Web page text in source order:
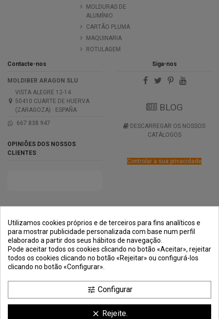
MOLDURAS DE
ALUMÍNIO
CARTÃO PLUMA
MAQUINARIA
ROTULAGEM
Contacte-nos
MOLDIBER ARAGON SLU
VISTA ALEGRE 12-14
50410 CUARTE DE HUERVA
(ZARAGOZA) · ESPAÑA
667 838 947
OPINIÕES DOS NOSSOS
CLIENTES
Siga-nos
BLOG
DESCARREGAR OS NOSSOS
CATÁLOGOS
Controlar a sua privacidade
PAGAMENTO
SEGURA
Utilizamos cookies próprios e de terceiros para fins analíticos e
para mostrar publicidade personalizada com base num perfil
elaborado a partir dos seus hábitos de navegação.
Pode aceitar todos os cookies clicando no botão «Aceitar», rejeitar
todos os cookies clicando no botão «Rejeitar» ou configurá-los
clicando no botão «Configurar».
tune Configurar
clear Rejeite.